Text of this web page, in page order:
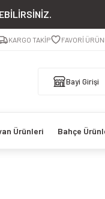
KARGO TAKİP FAVORİ
Bayi Girişi
Ürünleri Bahçe